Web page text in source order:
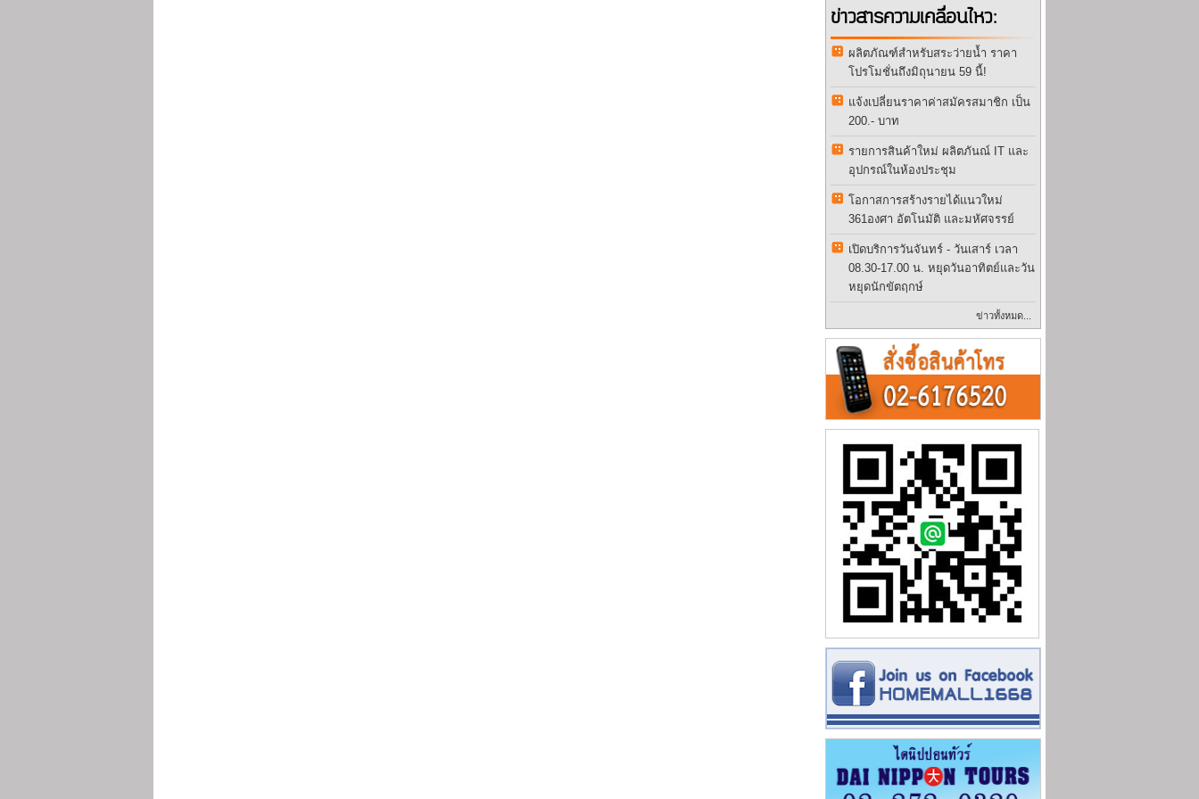
ข่าวสารความเคลื่อนไหว:
ผลิตภัณฑ์สำหรับสระว่ายน้ำ ราคา
โปรโมชั่นถึงมิถุนายน 59 นี้!
แจ้งเปลี่ยนราคาค่าสมัครสมาชิก เป็น
200.- บาท
รายการสินค้าใหม่ ผลิตภันณ์ IT และ
อุปกรณ์ในห้องประชุม
โอกาสการสร้างรายได้แนวใหม่
361องศา อัตโนมัติ และมหัศจรรย์
เปิดบริการวันจันทร์ - วันเสาร์ เวลา
08.30-17.00 น. หยุดวันอาทิตย์และวัน
หยุดนักขัตฤกษ์
ข่าวทั้งหมด...